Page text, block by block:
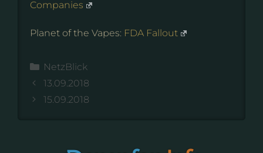
Companies
Planet of the Vapes: FDA Fallout
Kategorien
NetzBlick
13.09.2018
15.09.2018